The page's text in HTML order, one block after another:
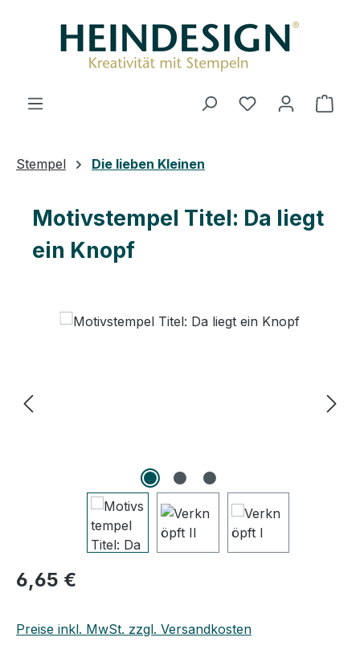
Du hast 0
Stempel Die lieben Kleinen
Motivstempel Titel: Da liegt
ein Knopf
Regulärer Preis:
6,65 €
Preise inkl. MwSt. zzgl. Versandkosten